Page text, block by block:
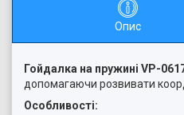
Опис
Гойдалка на пружині VP-
допомагаючи розвивати
Особливості: